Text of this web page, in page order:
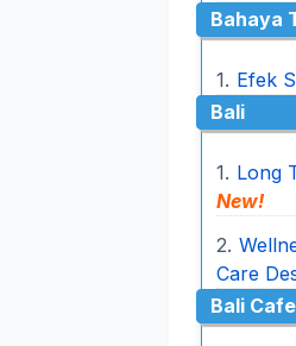
Efek
Bali
Long
New!
Care
Bali